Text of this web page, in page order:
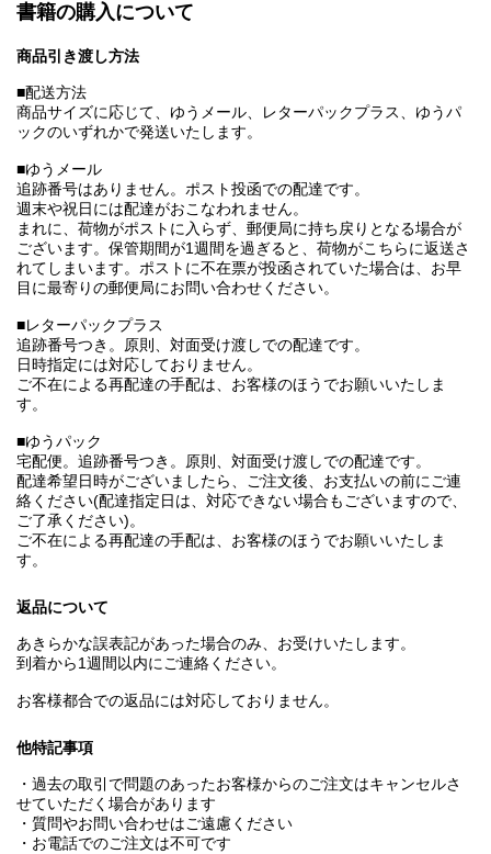
書籍の購入について
商品引き渡し方法
■配送方法
商品サイズに応じて、ゆうメール、レターパックプラス、ゆうパ
ックのいずれかで発送いたします。
■ゆうメール
追跡番号はありません。ポスト投函での配達です。
週末や祝日には配達がおこなわれません。
まれに、荷物がポストに入らず、郵便局に持ち戻りとなる場合が
ございます。保管期間が1週間を過ぎると、荷物がこちらに返送さ
れてしまいます。ポストに不在票が投函されていた場合は、お早
目に最寄りの郵便局にお問い合わせください。
■レターパックプラス
追跡番号つき。原則、対面受け渡しでの配達です。
日時指定には対応しておりません。
ご不在による再配達の手配は、お客様のほうでお願いいたしま
す。
■ゆうパック
宅配便。追跡番号つき。原則、対面受け渡しでの配達です。
配達希望日時がございましたら、ご注文後、お支払いの前にご連
絡ください(配達指定日は、対応できない場合もございますので、
ご了承ください)。
ご不在による再配達の手配は、お客様のほうでお願いいたしま
す。
返品について
あきらかな誤表記があった場合のみ、お受けいたします。
到着から1週間以内にご連絡ください。
お客様都合での返品には対応しておりません。
他特記事項
・過去の取引で問題のあったお客様からのご注文はキャンセルさ
せていただく場合があります
・質問やお問い合わせはご遠慮ください
・お電話でのご注文は不可です